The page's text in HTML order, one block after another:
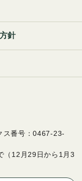
針
ス番号：0467-23-
（12月29日から1月3